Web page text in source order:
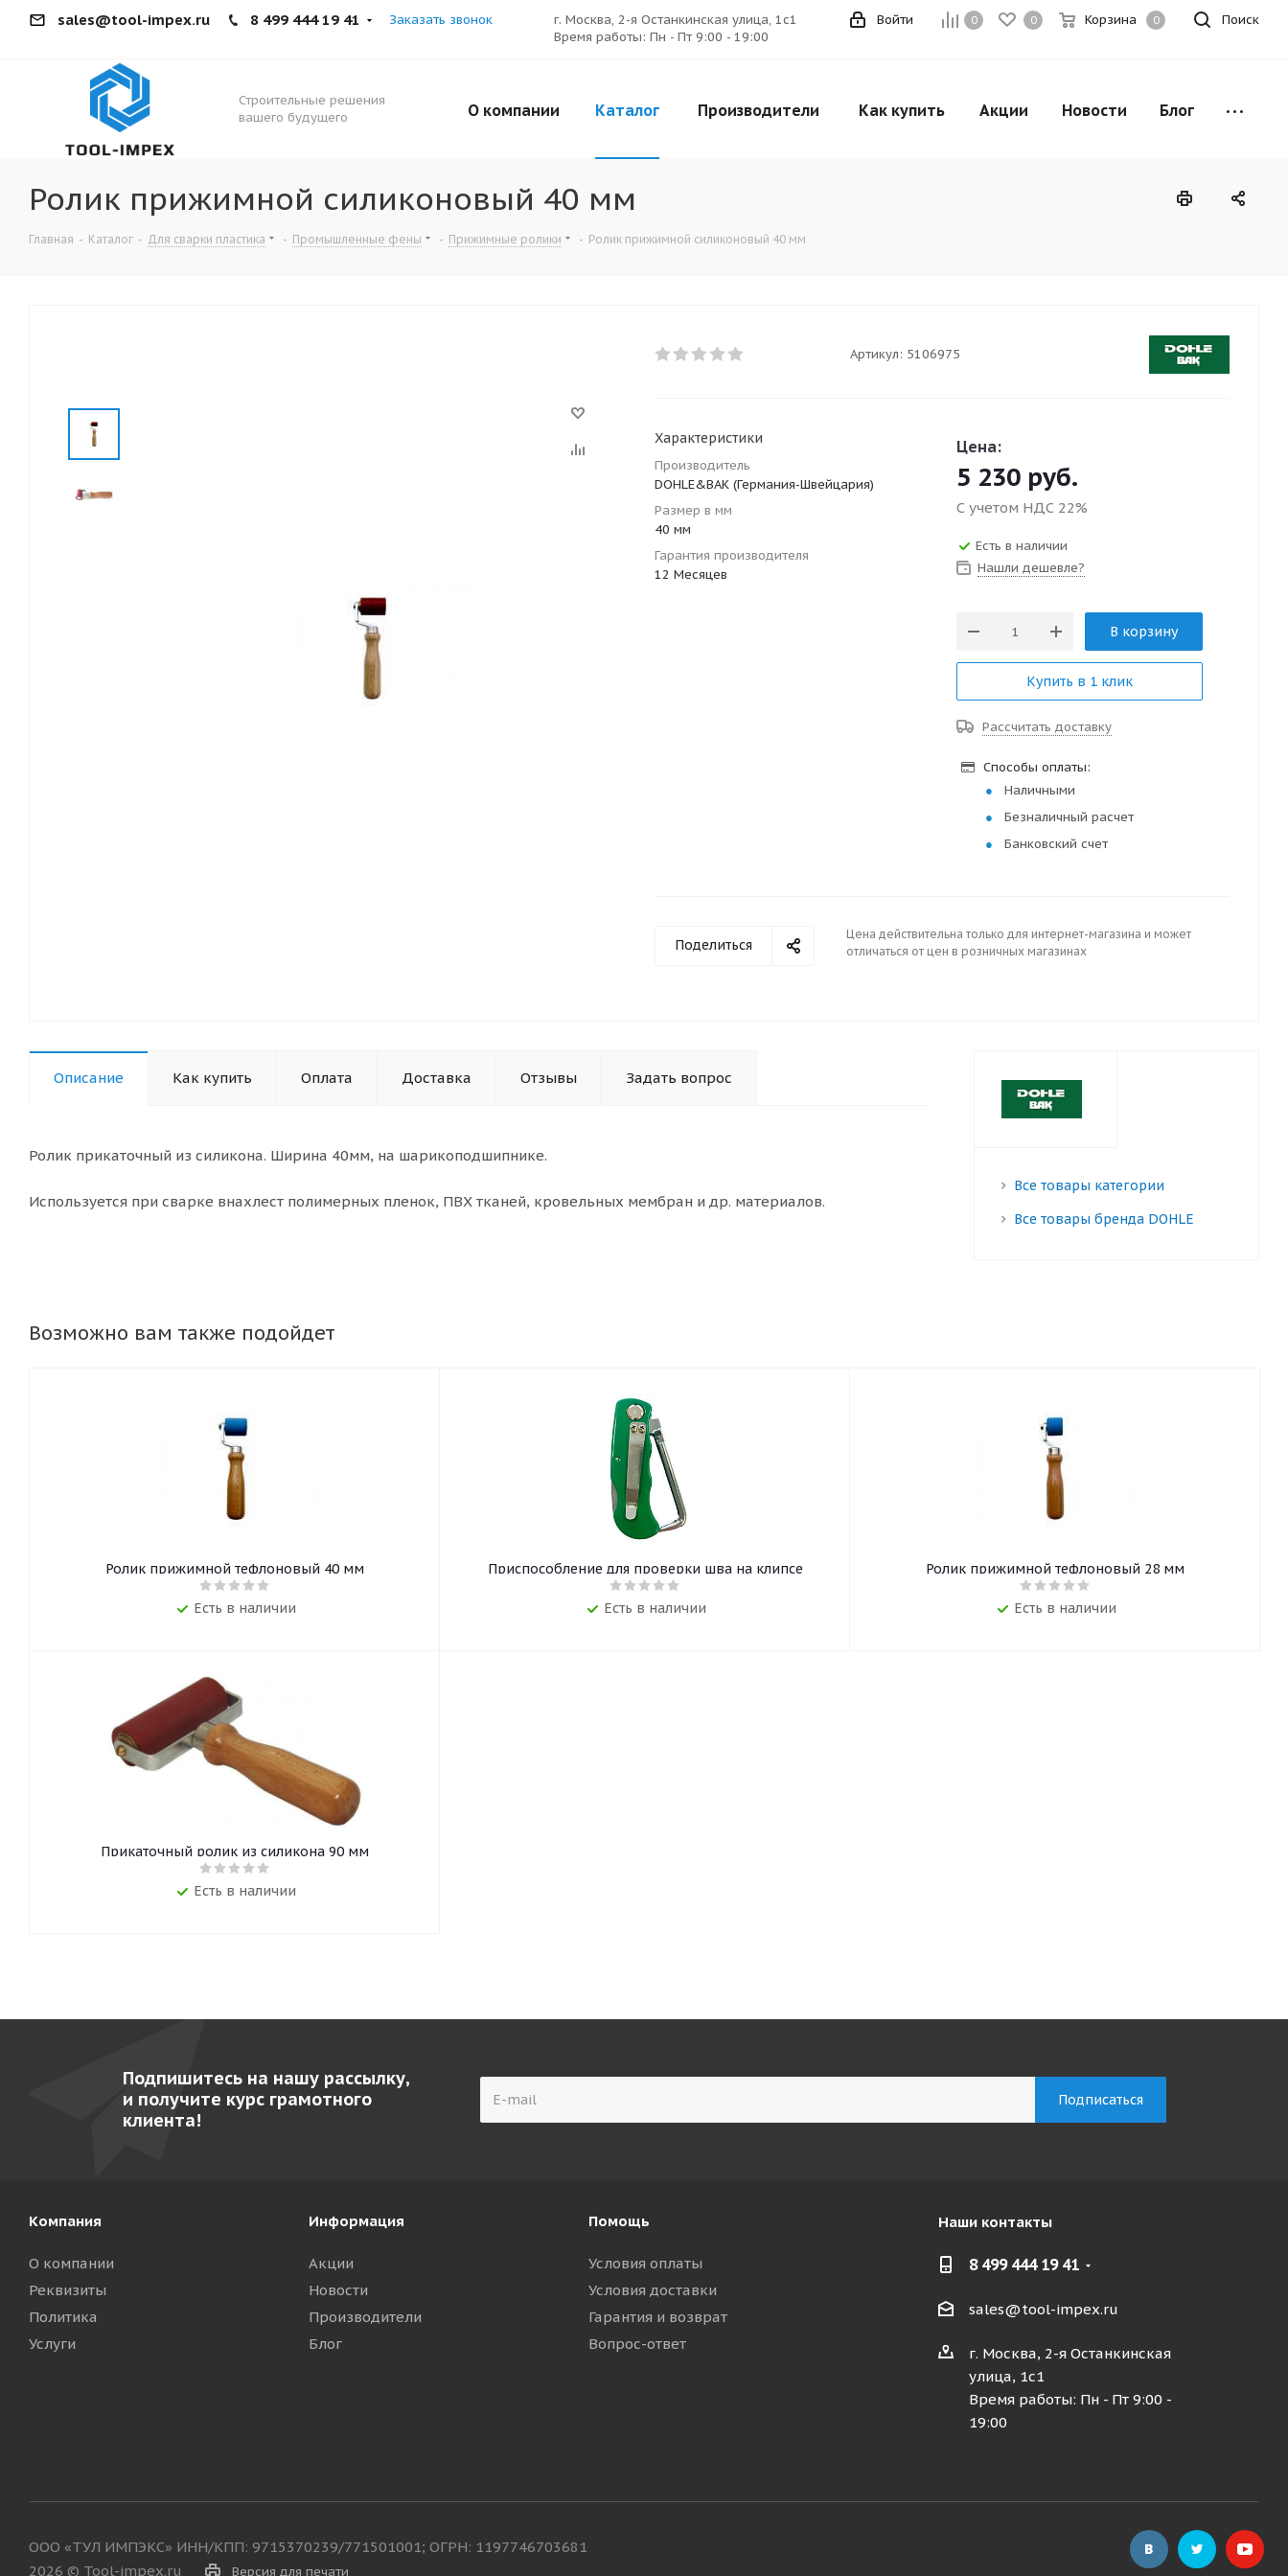
sales@tool-impex.ru 8 499 444 19 41 Заказать звонок
г. Москва, 2-я Останкинская улица, 1с1
Время работы: Пн - Пт 9:00 - 19:00
Поиск
0 0 Корзина 0
Войти
Строительные решения
вашего будущего
О компании Каталог Производители Как купить Акции Новости Блог
Ролик прижимной силиконовый 40 мм
Главная - Каталог - Для сварки пластика - Промышленные фены - Прижимные ролики - Ролик прижимной силиконовый 40 мм
Артикул: 5106975
Характеристики
Производитель
DOHLE&BAK (Германия-Швейцария)
Размер в мм
40 мм
Гарантия производителя
12 Месяцев
Цена:
5 230 руб.
С учетом НДС 22%
Есть в наличии
Нашли дешевле?
В корзину
Купить в 1 клик
Рассчитать доставку
Способы оплаты:
Наличными
Безналичный расчет
Банковский счет
Поделиться
Цена действительна только для интернет-магазина и может
отличаться от цен в розничных магазинах
Описание Как купить Оплата Доставка Отзывы Задать вопрос
Ролик прикаточный из силикона. Ширина 40мм, на шарикоподшипнике.
Используется при сварке внахлест полимерных пленок, ПВХ тканей, кровельных мембран и др. материалов.
Все товары категории
Все товары бренда DOHLE
Возможно вам также подойдет
Ролик прижимной тефлоновый 40 мм
Есть в наличии
Приспособление для проверки шва на клипсе
Есть в наличии
Ролик прижимной тефлоновый 28 мм
Есть в наличии
Прикаточный ролик из силикона 90 мм
Есть в наличии
Подпишитесь на нашу рассылку,
и получите курс грамотного
клиента!
Компания
О компании
Реквизиты
Политика
Услуги
Информация
Акции
Новости
Производители
Блог
Помощь
Условия оплаты
Условия доставки
Гарантия и возврат
Вопрос-ответ
Наши контакты
8 499 444 19 41
sales@tool-impex.ru
г. Москва, 2-я Останкинская
улица, 1с1
Время работы: Пн - Пт 9:00 -
19:00
ООО «ТУЛ ИМПЭКС» ИНН/КПП: 9715370239/771501001; ОГРН: 1197746703681
2026 © Tool-impex.ru
Версия для печати